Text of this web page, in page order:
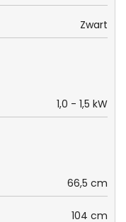
Zwart
1,0 - 1,5 kW
66,5 cm
104 cm